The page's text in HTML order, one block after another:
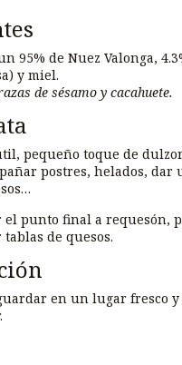
95% de Nuez Valonga,
y miel.
de sésamo y cacahuete.
pequeño toque de
postres, helados, dar
el punto final a requesón,
de quesos.
en un lugar fresco